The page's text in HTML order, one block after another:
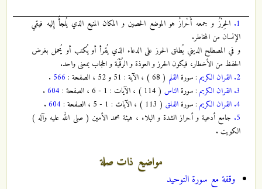
1. الحِرْزُ و جمعه أَحْرازٌ هو الموضع الحصين و المكان المنيع الذي يُلجأُ إِليه فيقي
الإنسان من المخاطر.
و في المصطلح الديني يُطلق الحرز على الدعاء الذي يُقرأ أو يُكتب أو يُحمل بغرض
الحفظ من الأخطار، فيكون الحرز و العوذة و الرُقْيَة و الحجاب بمعنى واحد.
2. القران الكريم : سورةالقلم ( 68 ) ، الآية : 51 و 52 ، الصفحة : 566
.
3. القران الكريم : سورةالناس ( 114 ) ، الآيات : 1 - 6 ، الصفحة : 604
.
4. القران الكريم : سورةالفلق ( 113 ) ، الآيات : 1 - 5 ، الصفحة : 604
.
5. جامع أدعية و أحراز الشدة و البلاء ، هيئة محمد الأمين ( صلى الله عليه وآله )
الكويت .
مواضيع ذات صلة
وقفة مع سورة التوحيد